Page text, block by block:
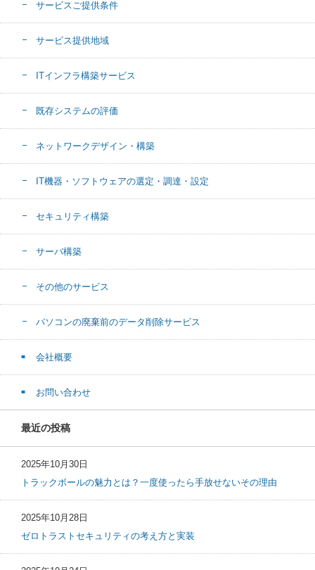
サービスご提供条件
サービス提供地域
ITインフラ構築サービス
既存システムの評価
ネットワークデザイン・構築
IT機器・ソフトウェアの選定・調達・設定
セキュリティ構築
サーバ構築
その他のサービス
パソコンの廃棄前のデータ削除サービス
会社概要
お問い合わせ
最近の投稿
2025年10月30日
トラックボールの魅力とは？一度使ったら手放せないその理由
2025年10月28日
ゼロトラストセキュリティの考え方と実装